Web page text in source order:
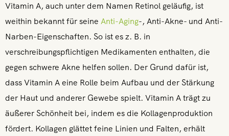
Vitamin A, auch unter dem Namen Retinol geläufig, ist
weithin bekannt für seine Anti-Aging-, Anti-Akne- und Anti-
Narben-Eigenschaften. So ist es z. B. in
verschreibungspflichtigen Medikamenten enthalten, die
gegen schwere Akne helfen sollen. Der Grund dafür ist,
dass Vitamin A eine Rolle beim Aufbau und der Stärkung
der Haut und anderer Gewebe spielt. Vitamin A trägt zu
äußerer Schönheit bei, indem es die Kollagenproduktion
fördert. Kollagen glättet feine Linien und Falten, erhält